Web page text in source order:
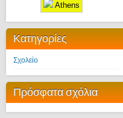
Athens
Κατηγορίες
Σχολείο
Πρόσφατα σχόλια